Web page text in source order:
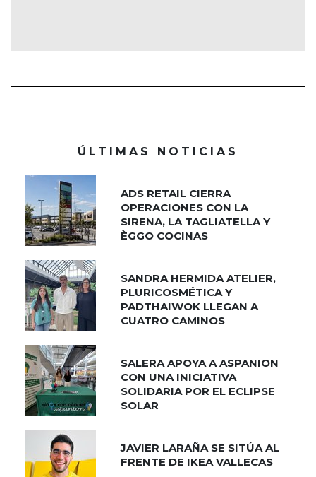
ÚLTIMAS NOTICIAS
ADS RETAIL CIERRA
OPERACIONES CON LA
SIRENA, LA TAGLIATELLA Y
ÈGGO COCINAS
SANDRA HERMIDA ATELIER,
PLURICOSMÉTICA Y
PADTHAIWOK LLEGAN A
CUATRO CAMINOS
SALERA APOYA A ASPANION
CON UNA INICIATIVA
SOLIDARIA POR EL ECLIPSE
SOLAR
JAVIER LARAÑA SE SITÚA AL
FRENTE DE IKEA VALLECAS